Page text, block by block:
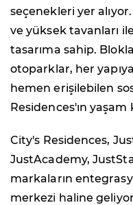
seçenekleri yer
ve yüksek tavanları
tasarıma sahip.
otoparklar, her
hemen erişilebilen
Residences'ın
City's Residences,
JustAcademy,
markaların
merkezi haline